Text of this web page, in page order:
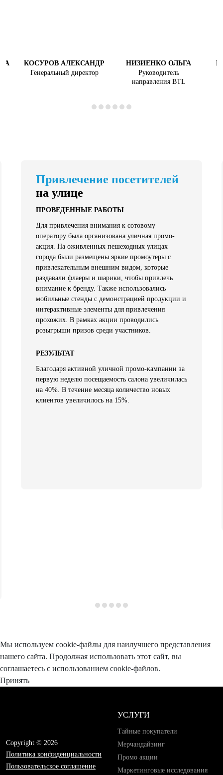
КОСУРОВ АЛЕКСАНДР
Генеральный директор
НИЗИЕНКО ОЛЬГА
Руководитель
направления BTL
Привлечение посетителей
на улице
ПРОВЕДЕННЫЕ РАБОТЫ
Для привлечения внимания к сотовому
оператору была организована уличная промо-
акция. На оживленных пешеходных улицах
города были размещены яркие промоутеры с
привлекательным внешним видом, которые
раздавали флаеры и шарики, чтобы привлечь
внимание к бренду. Также использовались
мобильные стенды с демонстрацией продукции и
интерактивные элементы для привлечения
прохожих. В рамках акции проводились
розыгрыши призов среди участников.
РЕЗУЛЬТАТ
Благодаря активной уличной промо-кампании за
первую неделю посещаемость салона увеличилась
на 40%. В течение месяца количество новых
клиентов увеличилось на 15%.
Мы используем cookie-файлы для наилучшего представления
нашего сайта. Продолжая использовать этот сайт, вы
соглашаетесь с использованием cookie-файлов.
Принять
Copyright © 2026
Политика конфиденциальности
Пользовательское соглашение
УСЛУГИ
Тайные покупатели
Мерчандайзинг
Промо акции
Маркетинговые исследования